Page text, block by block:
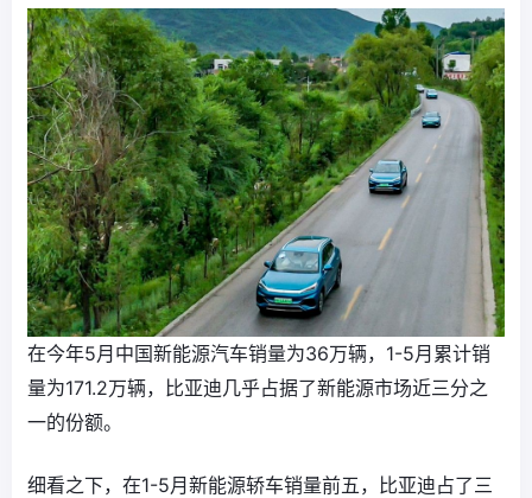
在今年5月中国新能源汽车销量为36万辆，1-5月累计销
量为171.2万辆，比亚迪几乎占据了新能源市场近三分之
一的份额。
细看之下，在1-5月新能源轿车销量前五，比亚迪占了三